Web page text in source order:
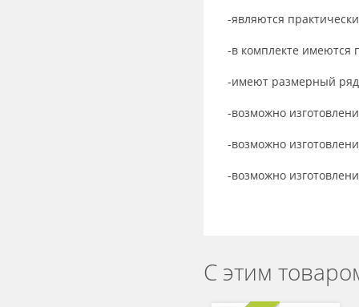
-являются
-в комплекте имеются
-имеют размерный ряд
-возможно
-возможно
-возможно
С этим